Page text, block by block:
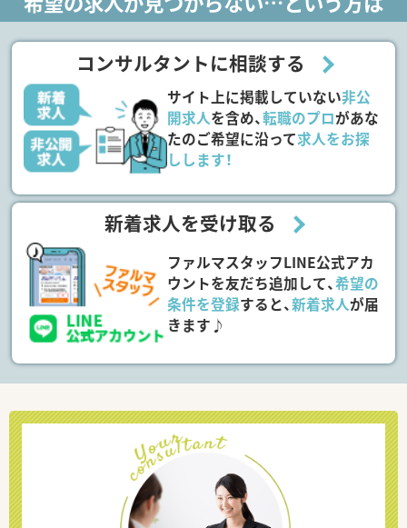
コンサルタントに相談する
サイト上に掲載していない非公
開求人を含め、転職のプロがあな
たのご希望に沿って求人をお探
しします！
新着求人を受け取る
ファルマスタッフLINE公式アカ
ウントを友だち追加して、希望の
条件を登録すると、新着求人が届
きます♪